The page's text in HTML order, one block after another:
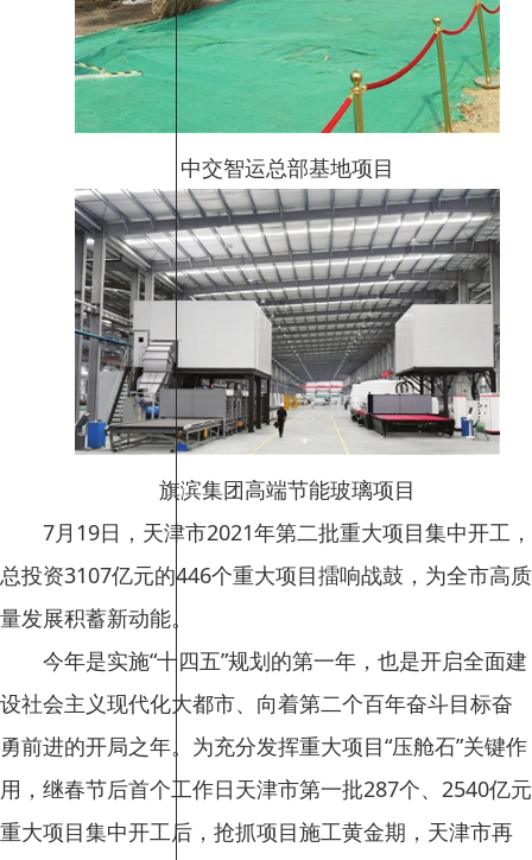
中交智运总部基地项目
旗滨集团高端节能玻璃项目
7月19日，天津市2021年第二批重大项目集中开工，
总投资3107亿元的446个重大项目擂响战鼓，为全市高质
量发展积蓄新动能。
今年是实施“十四五”规划的第一年，也是开启全面建
设社会主义现代化大都市、向着第二个百年奋斗目标奋
勇前进的开局之年。为充分发挥重大项目“压舱石”关键作
用，继春节后首个工作日天津市第一批287个、2540亿元
重大项目集中开工后，抢抓项目施工黄金期，天津市再